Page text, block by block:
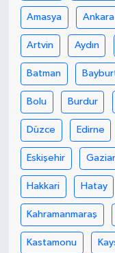
Amasya Ankara
Artvin Aydın
Batman
Bolu Burdur
Düzce Edirne
Eskişehir
Hakkari Hatay
Kahramanmaraş
Kastamonu